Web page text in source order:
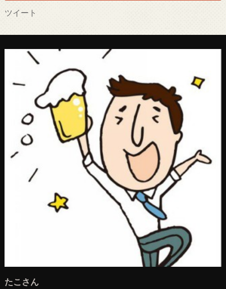
ツイート
たこさん